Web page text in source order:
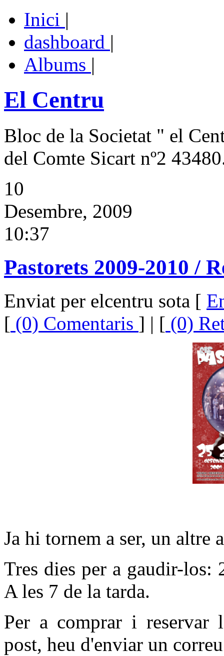
Inici |
dashboard |
Albums |
El Centru
Bloc de la Societat " el
del Comte Sicart nº2
10
Desembre, 2009
10:37
Pastorets 2009-2010 /
Enviat per elcentru sota [
[ (0) Comentaris ] | [ (0)
Ja hi tornem a ser, un altre
Tres dies per a gaudir-los:
A les 7 de la tarda.
Per a comprar i reservar
post, heu d'enviar un